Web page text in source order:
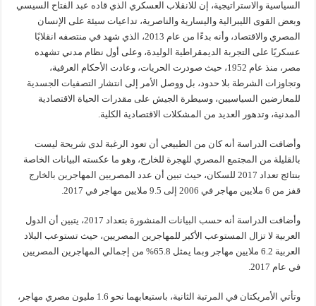
السياسية والاستراتيجية، إن للانقلاب العسكري الذي قاده عبد الفتاح السيسي
وبعض القوى الليبرالية واليسارية والناصرية، تداعيات سيئة على الإنسان
المصري والاقتصاد، وأنه بدءًا من عام 2013، الذي شهد في منتصفه انقلابًا
عسكريًا على التجربة الديمقراطية الوليدة، وعلى أول نظام مدني تشهده
مصر، منذ عام 1952، حيث صودرت الحريات، وعادت الأحكام العرفية،
وتجاوزات الشرطة بلا حدود، بل ووصل الأمر إلى انتشار التصفيات الجسدية
للمعارضين السياسيين، وسيطرة الجيش على مقدرات الحياة الاقتصادية
المدنية، وتدهور العديد من المشكلات الاقتصادية الكلية.
وأضافت الدراسة أنه كان من الطبيعي أن تعود الرغبة لدى شريحة ليست
بالقليلة من المجتمع المصري للهجرة للخارج، وهو ما عكسته البيانات الخاصة
بنتائج تعداد 2017 للسكان، حيث تبين أن عدد المصريين المهاجرين بالخارج
قفز من 6 ملايين مهاجر في 2006 إلى 9.5 ملايين مهاجر في 2017.
وأضافت الدراسة أنه حسب البيانات المنشورة بتعداد 2017، يتبين أن الدول
العربية لا تزال المستوعب الأكبر للمهاجرين المصريين، حيث تستوعب البلاد
العربية 6.2 ملايين مهاجر وبما يمثل 65.8% من إجمالي المهاجرين المصريين
في عام 2017.
وتأتي الأمريكتان في المرتبة الثانية، باستيعابهما نحو 1.6 مليون مصري مهاجر،